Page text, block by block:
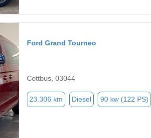
Ford Grand Tourneo
Cottbus, 03044
23.306 km Diesel 90 kw (122 PS)